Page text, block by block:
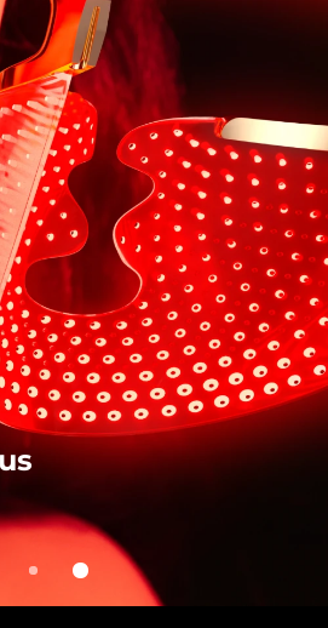
Set
暢銷產品
体中文 繁體中文
預計送達日期 8/9/26
預計送達日期8/8/26
預計送達日期8/8/26
預計送達日期 8/11/26
預計送達日期8/8/26